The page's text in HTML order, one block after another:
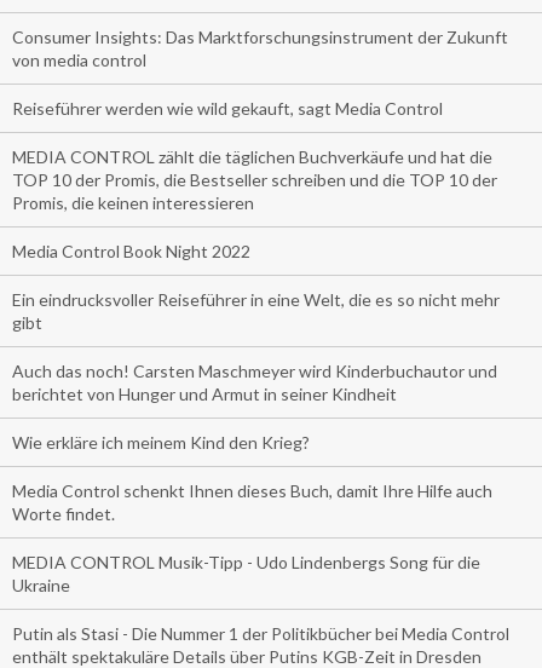
Consumer Insights: Das Marktforschungsinstrument der Zukunft
von media control
Reiseführer werden wie wild gekauft, sagt Media Control
MEDIA CONTROL zählt die täglichen Buchverkäufe und hat die
TOP 10 der Promis, die Bestseller schreiben und die TOP 10 der
Promis, die keinen interessieren
Media Control Book Night 2022
Ein eindrucksvoller Reiseführer in eine Welt, die es so nicht mehr
gibt
Auch das noch! Carsten Maschmeyer wird Kinderbuchautor und
berichtet von Hunger und Armut in seiner Kindheit
Wie erkläre ich meinem Kind den Krieg?
Media Control schenkt Ihnen dieses Buch, damit Ihre Hilfe auch
Worte findet.
MEDIA CONTROL Musik-Tipp - Udo Lindenbergs Song für die
Ukraine
Putin als Stasi - Die Nummer 1 der Politikbücher bei Media Control
enthält spektakuläre Details über Putins KGB-Zeit in Dresden